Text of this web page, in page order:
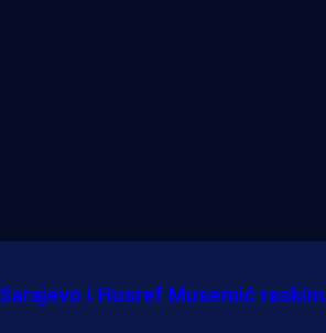
Sarajevo i Husref Musemić